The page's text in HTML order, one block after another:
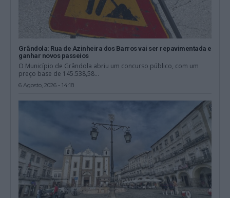
Grândola: Rua de Azinheira dos Barros vai ser repavimentada e
ganhar novos passeios
O Município de Grândola abriu um concurso público, com um
preço base de 145.538,58...
6 Agosto, 2026 - 14:18